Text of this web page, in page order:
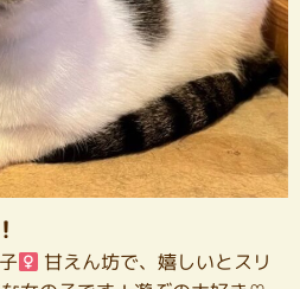
甘えん坊で、嬉しいとスリ